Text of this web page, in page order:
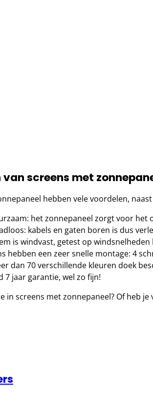
screens met
hebben vele voordelen,
het zonnepaneel zorgt voor het
kabels en gaten boren is dus
is windvast, getest op
hebben een zeer snelle montage: 4
dan 70 verschillende kleuren doek
7 jaar garantie, wel zo fijn!
in screens met zonnepaneel? Of heb